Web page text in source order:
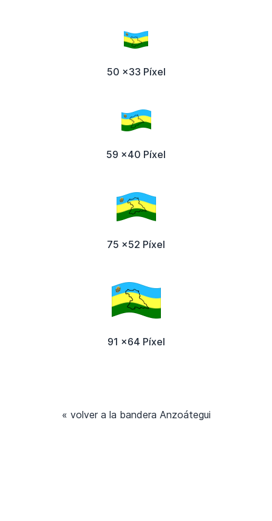
50 x33 Píxel
59 x40 Píxel
75 x52 Píxel
91 x64 Píxel
« volver a la bandera Anzoátegui